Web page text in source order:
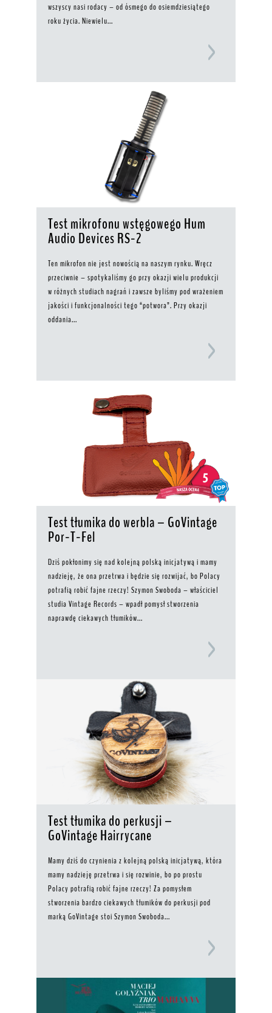
wszyscy nasi rodacy – od ósmego do osiemdziesiątego
roku życia. Niewielu...
Test mikrofonu wstęgowego Hum
Audio Devices RS-2
Ten mikrofon nie jest nowością na naszym rynku. Wręcz
przeciwnie – spotykaliśmy go przy okazji wielu produkcji
w różnych studiach nagrań i zawsze byliśmy pod wrażeniem
jakości i funkcjonalności tego “potwora”. Przy okazji
oddania...
Test tłumika do werbla – GoVintage
Por-T-Fel
Dziś pokłonimy się nad kolejną polską inicjatywą i mamy
nadzieję, że ona przetrwa i będzie się rozwijać, bo Polacy
potrafią robić fajne rzeczy! Szymon Swoboda – właściciel
studia Vintage Records – wpadł pomysł stworzenia
naprawdę ciekawych tłumików...
Test tłumika do perkusji –
GoVintage Hairrycane
Mamy dziś do czynienia z kolejną polską inicjatywą, która
mamy nadzieję przetrwa i się rozwinie, bo po prostu
Polacy potrafią robić fajne rzeczy! Za pomysłem
stworzenia bardzo ciekawych tłumików do perkusji pod
marką GoVintage stoi Szymon Swoboda...